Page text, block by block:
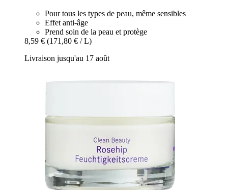
Pour tous les types de peau, même sensibles
Effet anti-âge
Prend soin de la peau et protège
8,59 € (171,80 € / L)
Livraison jusqu'au 17 août